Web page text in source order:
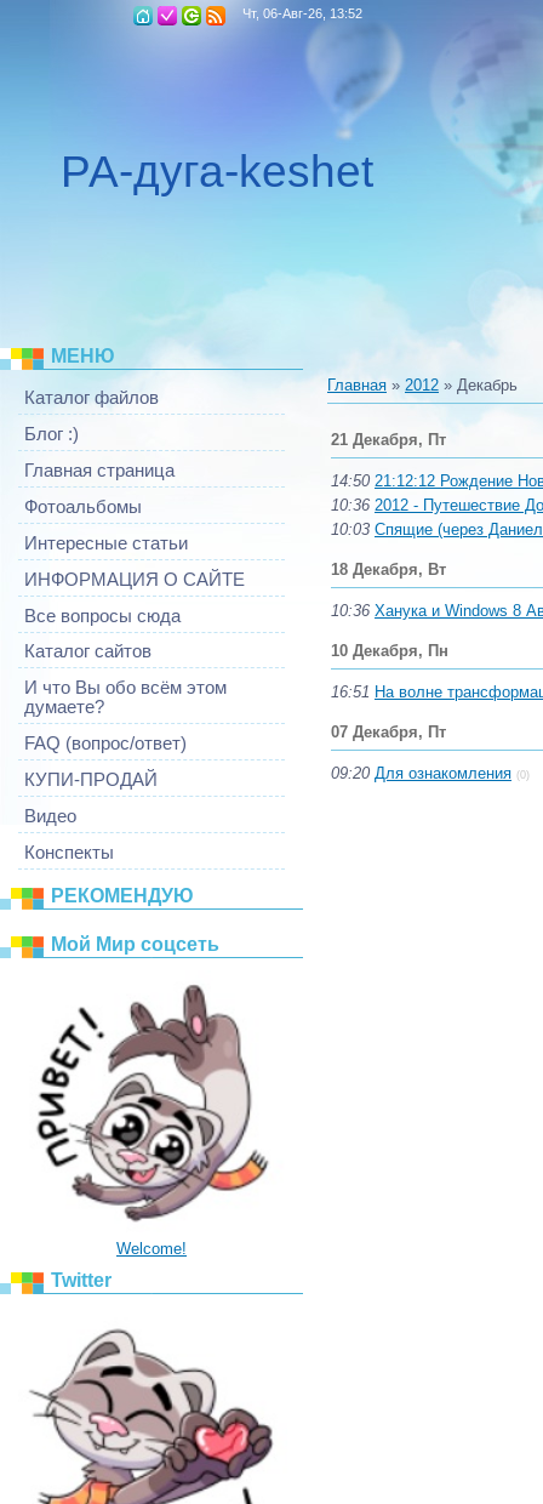
Чт, 06-Авг-26, 13:52
РА-дуга-keshet
МЕНЮ
Каталог файлов
Блог :)
Главная страница
Фотоальбомы
Интересные статьи
ИНФОРМАЦИЯ О САЙТЕ
Все вопросы сюда
Каталог сайтов
И что Вы обо всём этом
думаете?
FAQ (вопрос/ответ)
КУПИ-ПРОДАЙ
Видео
Конспекты
РЕКОМЕНДУЮ
Mой Mир соцсеть
Welcome!
Twitter
Главная » 2012 » Декабрь
21 Декабря, Пт
14:50 21:12:12 Рождение
10:36 2012 - Путешествие
10:03 Спящие (через
18 Декабря, Вт
10:36 Ханука и Windows 8
10 Декабря, Пн
16:51 На волне
07 Декабря, Пт
09:20 Для ознакомления (0)